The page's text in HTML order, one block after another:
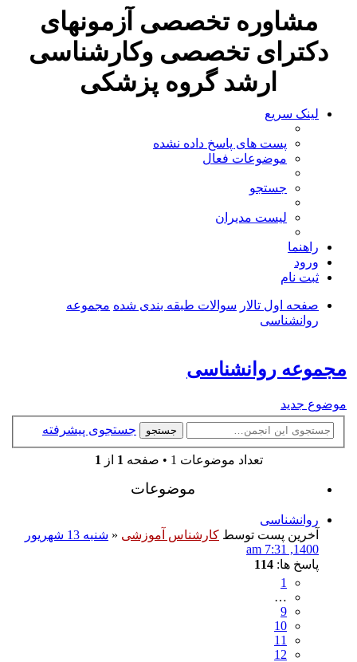
مشاوره تخصصی آزمونهای
دکترای تخصصی وکارشناسی
ارشد گروه پزشکی
لینک سریع
پست های پاسخ داده نشده
موضوعات فعال
جستجو
لیست مدیران
راهنما
ورود
ثبت نام
صفحه اول تالار سوالات طبقه بندی شده مجموعه
روانشناسی
مجموعه روانشناسی
موضوع جدید
جستجو جستجوی پیشرفته
تعداد موضوعات 1 • صفحه 1 از 1
موضوعات
روانشناسی
آخرین پست توسط کارشناس آموزشی «
شنبه 13 شهریور
1400, 7:31 am
پاسخ ها: 114
1
…
9
10
11
12